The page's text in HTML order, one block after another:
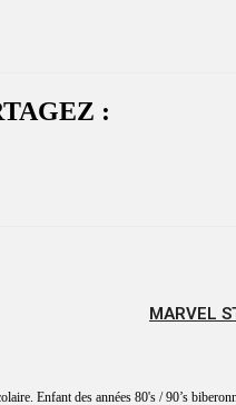
:
MARVEL
Enfant des années 80's / 90’s